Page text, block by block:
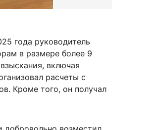
года руководитель
в размере более 9
включая
расчеты с
Кроме того, он получал